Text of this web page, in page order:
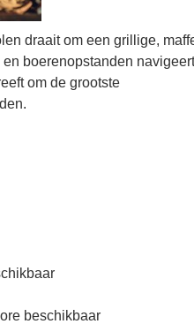
draait om een grillige,
boerenopstanden
om de grootste
beschikbaar